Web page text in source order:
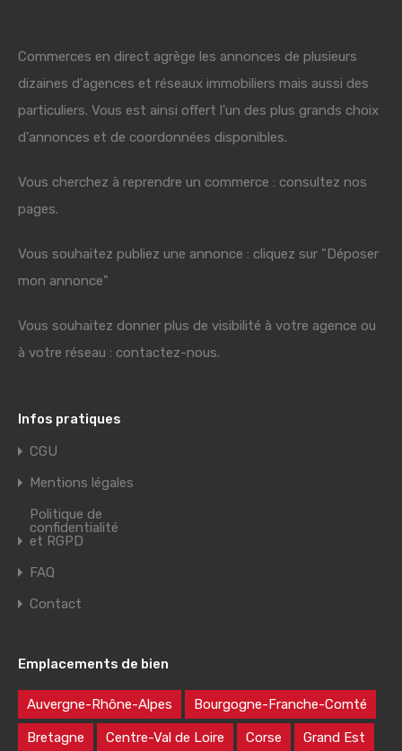
Commerces en direct agrège les annonces de plusieurs
dizaines d'agences et réseaux immobiliers mais aussi des
particuliers. Vous est ainsi offert l'un des plus grands choix
d'annonces et de coordonnées disponibles.
Vous cherchez à reprendre un commerce : consultez nos
pages.
Vous souhaitez publiez une annonce : cliquez sur "Déposer
mon annonce"
Vous souhaitez donner plus de visibilité à votre agence ou
à votre réseau : contactez-nous.
Infos pratiques
CGU
Mentions légales
Politique de
confidentialité
et RGPD
FAQ
Contact
Emplacements de bien
Auvergne-Rhône-Alpes Bourgogne-Franche-Comté
Bretagne Centre-Val de Loire Corse Grand Est